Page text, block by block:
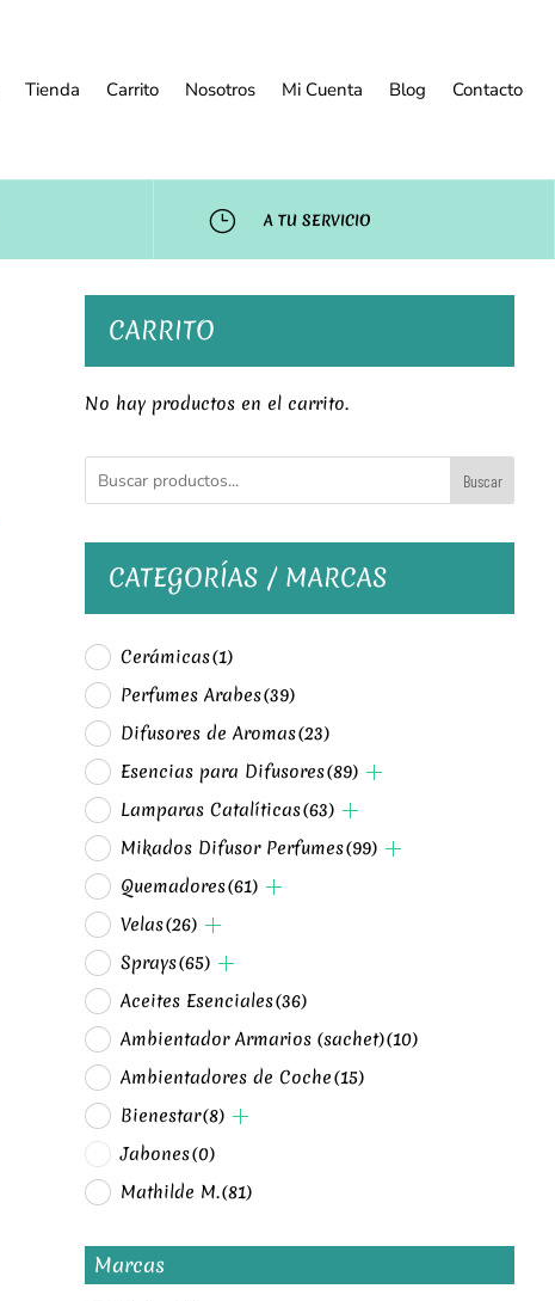
Tienda Carrito Nosotros Mi Cuenta Blog Contacto
} A TU SERVICIO
CARRITO
No hay productos en el carrito.
Buscar
CATEGORÍAS / MARCAS
Cerámicas(1)
Perfumes Arabes(39)
Difusores de Aromas(23)
Esencias para Difusores(89)
Lamparas Catalíticas(63)
Mikados Difusor Perfumes(99)
Quemadores(61)
Velas(26)
Sprays(65)
Aceites Esenciales(36)
Ambientador Armarios (sachet)(10)
Ambientadores de Coche(15)
Bienestar(8)
Jabones(0)
Mathilde M.(81)
Marcas